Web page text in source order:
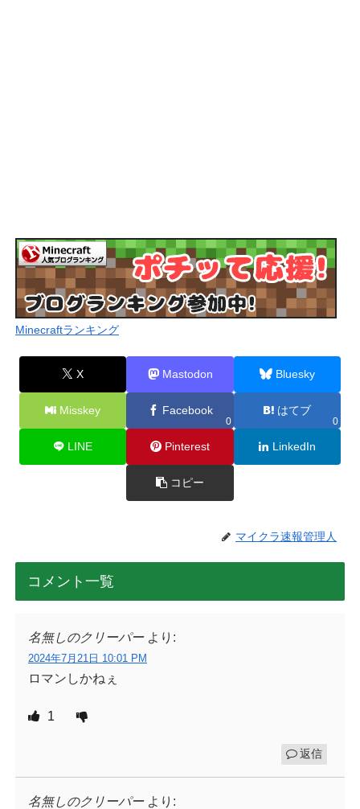
Minecraftランキング
X Mastodon Bluesky
Misskey Facebook
0
はてブ
0
LINE Pinterest LinkedIn
コピー
マイクラ速報管理人
コメント一覧
名無しのクリーパー より:
2024年7月21日 10:01 PM
ロマンしかねぇ
1
返信
名無しのクリーパー より: